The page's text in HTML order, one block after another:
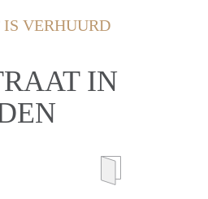
VERHUURD
IN